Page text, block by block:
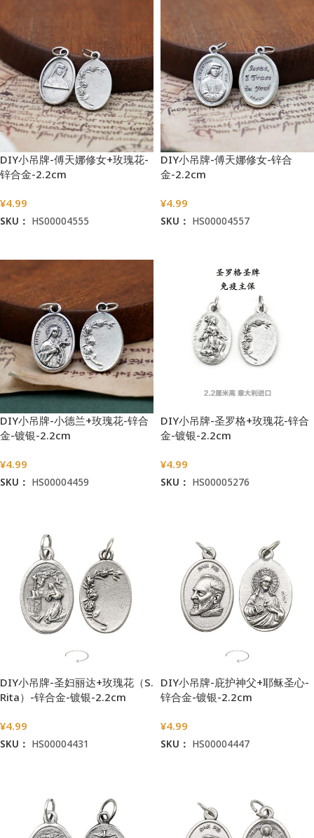
DIY小吊牌-傅天娜修女+玫瑰花-
锌合金-2.2cm
¥4.99
SKU： HS00004555
DIY小吊牌-傅天娜修女-锌合
金-2.2cm
¥4.99
SKU： HS00004557
DIY小吊牌-小德兰+玫瑰花-锌合
金-镀银-2.2cm
¥4.99
SKU： HS00004459
DIY小吊牌-圣罗格+玫瑰花-锌合
金-镀银-2.2cm
¥4.99
SKU： HS00005276
DIY小吊牌-圣妇丽达+玫瑰花（S.
Rita）-锌合金-镀银-2.2cm
¥4.99
SKU： HS00004431
DIY小吊牌-庇护神父+耶稣圣心-
锌合金-镀银-2.2cm
¥4.99
SKU： HS00004447